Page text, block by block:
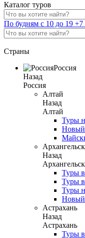
Каталог туров
По будням с 10 до 19 +7
Страны
Россия
Назад
Россия
Алтай
Назад
Алтай
Туры
Новый
Архангельск
Назад
Архангельск
Туры
Туры
Туры
Новый
Астрахань
Назад
Астрахань
Туры